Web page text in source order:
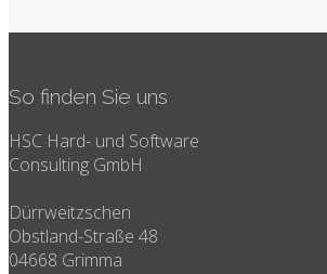
So finden Sie uns
HSC Hard- und Software
Consulting GmbH
Dürrweitzschen
Obstland-Straße 48
04668 Grimma